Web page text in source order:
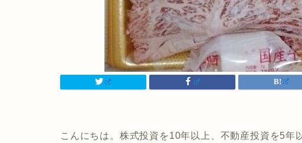
こんにちは。株式投資を10年以上、不動産投資を5年